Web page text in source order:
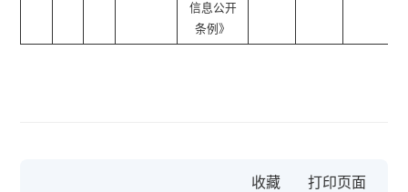
信息公开
条例》
收藏